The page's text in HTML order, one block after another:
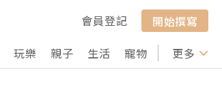
會員登記
開始撰寫
玩樂 親子 生活 寵物 行山 打卡
更多